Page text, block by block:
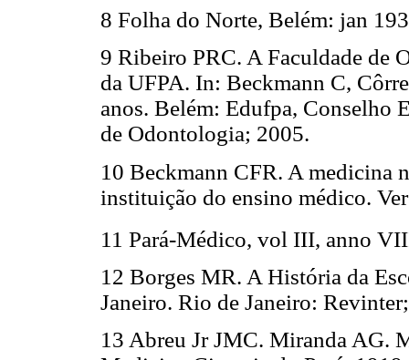
8 Folha do Norte, Belém: jan
9 Ribeiro PRC. A Faculdade de
da UFPA. In: Beckmann C,
anos. Belém: Edufpa, Conselho
de Odontologia; 2005.
10 Beckmann CFR. A medicina
instituição do ensino médico.
11 Pará-Médico, vol III, anno
12 Borges MR. A História da
Janeiro. Rio de Janeiro:
13 Abreu Jr JMC. Miranda AG.